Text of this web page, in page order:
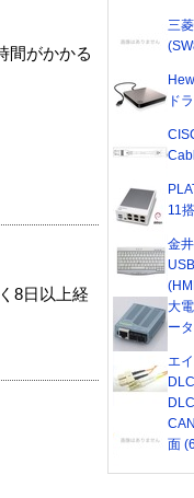
間がかかる
8日以上経
三
ド
11
金
大
ー
エ
面